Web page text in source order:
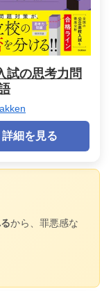
試の思考力問
詳細を見る
から、罪悪感な